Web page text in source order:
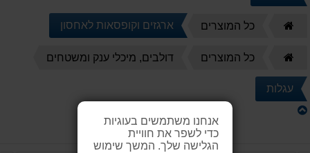
אנחנו משתמשים בעוגיות
כדי לשפר את חוויית
הגלישה שלך. המשך שימוש
כל המוצרים ארגזים וקופסאות לאחסון
כל המוצרים דולבים, מיכלי ענק ומשטחים
עגלות